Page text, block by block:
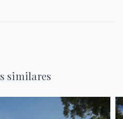
similares